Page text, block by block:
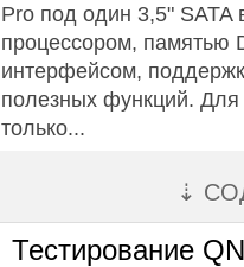
Pro под один 3,5" SATA
процессором, памятью
интерфейсом,
полезных функций.
только...
⇣
Тестирование